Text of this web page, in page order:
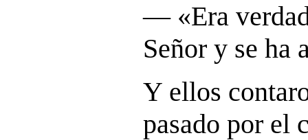
― «Era
Señor y se ha
Y ellos
pasado por el